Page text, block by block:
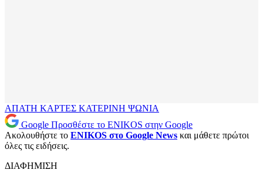
ΑΠΑΤΗ ΚΑΡΤΕΣ ΚΑΤΕΡΙΝΗ ΨΩΝΙΑ
Google Προσθέστε το ENIKOS στην Google
Ακολουθήστε το ENIKOS στο Google News και μάθετε πρώτοι
όλες τις ειδήσεις.
ΔΙΑΦΗΜΙΣΗ